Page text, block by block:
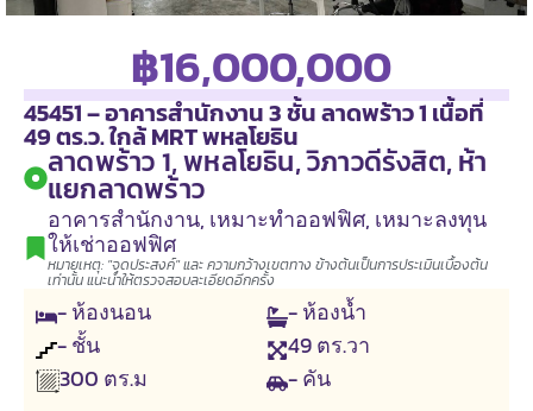
฿16,000,000
45451 – อาคารสำนักงาน 3 ชั้น ลาดพร้าว 1 เนื้อที่
49 ตร.ว. ใกล้ MRT พหลโยธิน
ลาดพร้าว 1, พหลโยธิน, วิภาวดีรังสิต, ห้า
แยกลาดพร้าว
อาคารสำนักงาน, เหมาะทำออฟฟิศ, เหมาะลงทุน
ให้เช่าออฟฟิศ
หมายเหตุ: "จุดประสงค์" และ ความกว้างเขตทาง ข้างต้นเป็นการประเมินเบื้องต้น
เท่านั้น แนะนำให้ตรวจสอบละเอียดอีกครั้ง
- ห้องนอน
- ห้องน้ำ
- ชั้น
49ตร.วา
300 ตร.ม - คัน